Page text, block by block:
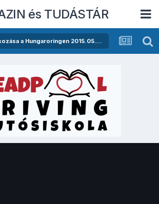
és TUDÁSTÁR
Opel Legendák Találkozása a Hungaroringen 2015.05.16.